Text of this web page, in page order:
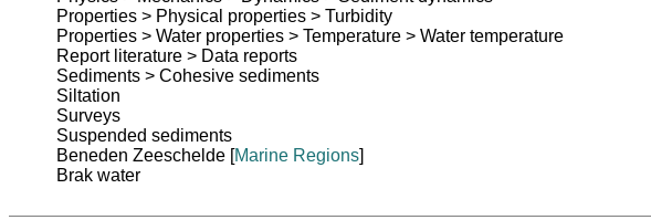
Properties > Physical properties > Turbidity
Properties > Water properties > Temperature > Water temperature
Report literature > Data reports
Sediments > Cohesive sediments
Siltation
Surveys
Suspended sediments
Beneden Zeeschelde [Marine Regions]
Brak water